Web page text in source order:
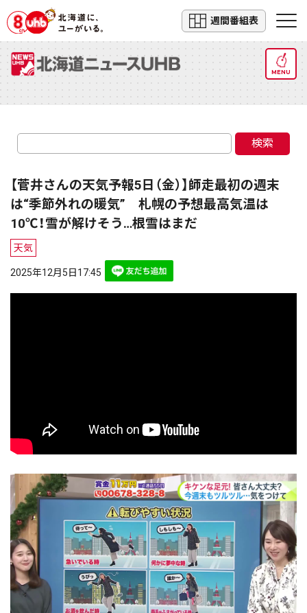
週間番組表
MENU
検索
【菅井さんの天気予報5日（金）】師走最初の週末
は“季節外れの暖気” 札幌の予想最高気温は
10℃！雪が解けそう…根雪はまだ
天気
2025年12月5日17:45